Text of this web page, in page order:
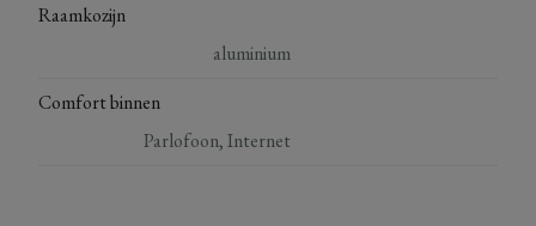
Raamkozijn
aluminium
Comfort binnen
Parlofoon, Internet